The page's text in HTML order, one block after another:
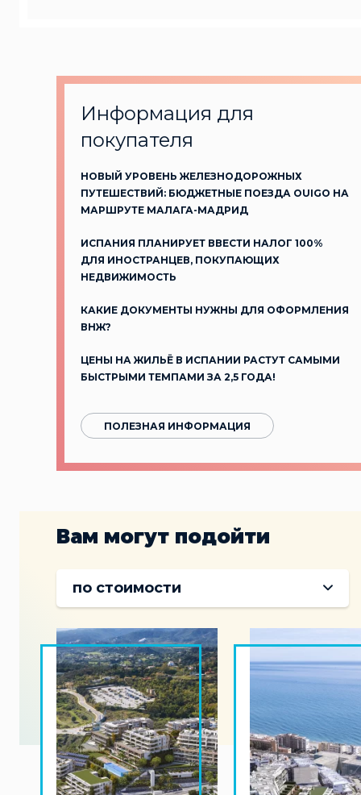
Информация для
покупателя
НОВЫЙ УРОВЕНЬ ЖЕЛЕЗНОДОРОЖНЫХ
ПУТЕШЕСТВИЙ: БЮДЖЕТНЫЕ ПОЕЗДА OUIGO НА
МАРШРУТЕ МАЛАГА-МАДРИД
ИСПАНИЯ ПЛАНИРУЕТ ВВЕСТИ НАЛОГ 100%
ДЛЯ ИНОСТРАНЦЕВ, ПОКУПАЮЩИХ
НЕДВИЖИМОСТЬ
КАКИЕ ДОКУМЕНТЫ НУЖНЫ ДЛЯ ОФОРМЛЕНИЯ
ВНЖ?
ЦЕНЫ НА ЖИЛЬЁ В ИСПАНИИ РАСТУТ САМЫМИ
БЫСТРЫМИ ТЕМПАМИ ЗА 2,5 ГОДА!
ПОЛЕЗНАЯ ИНФОРМАЦИЯ
Вам могут подойти
по стоимости